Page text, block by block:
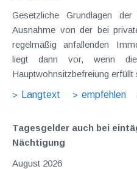
Gesetzliche Grundlagen der
Ausnahme von der bei
regelmäßig anfallenden
liegt dann vor, wenn
Hauptwohnsitzbefreiung erfüllt
Langtext
empfehlen
Tagesgelder auch bei
Nächtigung
August 2026